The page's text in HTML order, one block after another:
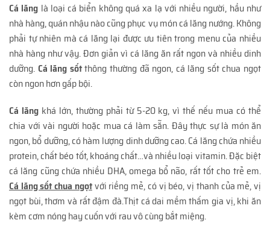
Cá lăng là loại cá biển không quá xa lạ với nhiều người, hầu như
nhà hàng, quán nhậu nào cũng phục vụ món cá lăng nướng. Không
phải tự nhiên mà cá lăng lại được ưu tiên trong menu của nhiều
nhà hàng như vậy. Đơn giản vì cá lăng ăn rất ngon và nhiều dinh
dưỡng. Cá lăng sốtthông thường đã ngon, cá lăng sốt chua ngọt
còn ngon hơn gấp bội.
Cá lăngkhá lớn, thường phải từ 5-20 kg, vì thế nếu mua có thể
chia với vài người hoặc mua cá làm sẵn. Đây thực sự là món ăn
ngon, bổ dưỡng, có hàm lượng dinh dưỡng cao. Cá lăng chứa nhiều
protein, chất béo tốt, khoáng chất…và nhiều loại vitamin. Đặc biệt
cá lăng cũng chứa nhiều DHA, omega bổ não, rất tốt cho trẻ em.
Cá lăng sốt chua ngọtvới riềng mẻ, có vị béo, vị thanh của mẻ, vị
ngọt bùi, thơm và rất đậm đà.Thịt cá dai mềm thấm gia vị, khi ăn
kèm cơm nóng hay cuốn với rau vô cùng bắt miệng.